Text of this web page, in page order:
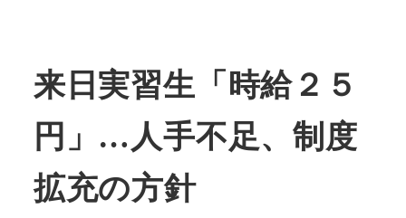
来日実習生「時給２５
円」…人手不足、制度
拡充の方針